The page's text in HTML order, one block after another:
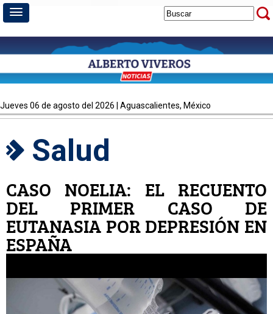
jueves 06 de agosto del 2026 | Aguascalientes, México
Salud
CASO NOELIA: EL RECUENTO
DEL PRIMER CASO DE
EUTANASIA POR DEPRESIÓN EN
ESPAÑA